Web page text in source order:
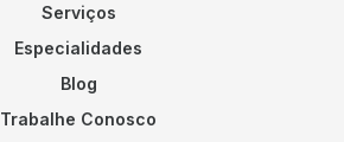
Serviços
Especialidades
Blog
Trabalhe Conosco